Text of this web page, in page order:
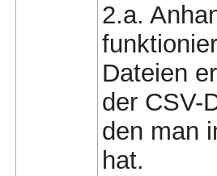
2.a.
Dateien
der CSV-
den man
hat.